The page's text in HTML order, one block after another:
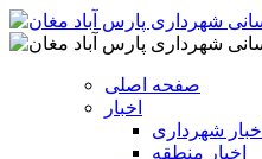
صفحه اصلی
اخبار
اخبار شهرداری
اخبار منطقه